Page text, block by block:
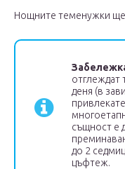
Нощните теменужки ще
отглеждат
деня (в
същност е
до 2
цъфтеж.